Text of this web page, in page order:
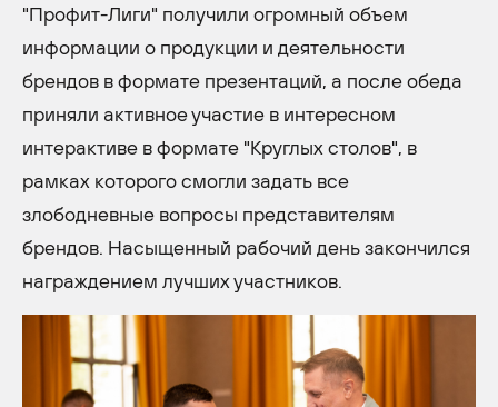
"Профит-Лиги" получили огромный объем
информации о продукции и деятельности
брендов в формате презентаций, а после обеда
приняли активное участие в интересном
интерактиве в формате "Круглых столов", в
рамках которого смогли задать все
злободневные вопросы представителям
брендов. Насыщенный рабочий день закончился
награждением лучших участников.